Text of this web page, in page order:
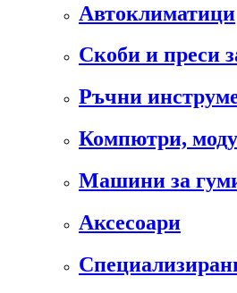
Автоклиматици
Скоби и преси
Ръчни
Компютри,
Машини за
Аксесоари